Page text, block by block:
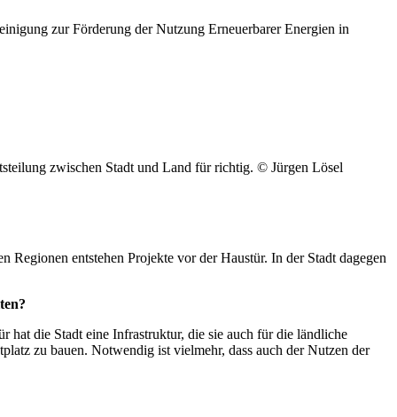
zur Förderung der Nutzung Erneuerbarer Energien in
zwischen Stadt und Land für richtig. © Jürgen Lösel
entstehen Projekte vor der Haustür. In der Stadt dagegen
hat die Stadt eine Infrastruktur, die sie auch für die ländliche
zu bauen. Notwendig ist vielmehr, dass auch der Nutzen der